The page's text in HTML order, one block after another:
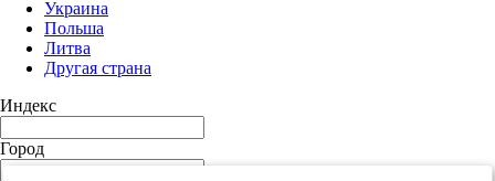
Украина
Польша
Литва
Другая страна
Индекс
Город